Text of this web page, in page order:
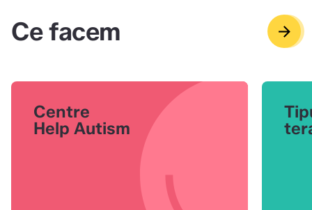
Ce facem arrow_back
arrow_forward
Centre
Help Autism